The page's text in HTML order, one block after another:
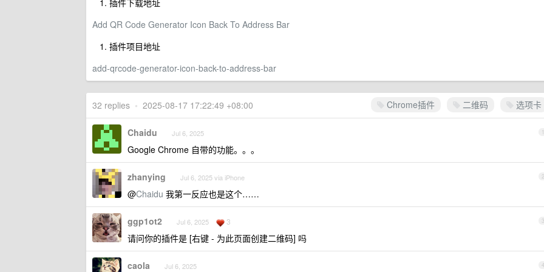
Add QR Code Generator Icon Back To Address Bar
插件项目地址
add-qrcode-generator-icon-back-to-address-bar
Chrome插件 二维码 选项卡
32 replies • 2025-08-17 17:22:49 +08:00
1
Chaidu Jul 6, 2025
Google Chrome 自带的功能。。。
2
zhanying Jul 6, 2025 via iPhone
@Chaidu 我第一反应也是这个……
3
ggp1ot2 Jul 6, 2025 3
请问你的插件是 [右键 - 为此页面创建二维码] 吗
4
caola Jul 6, 2025